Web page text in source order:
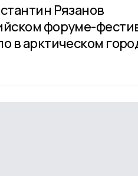
Рязанов
форуме-
в арктическом